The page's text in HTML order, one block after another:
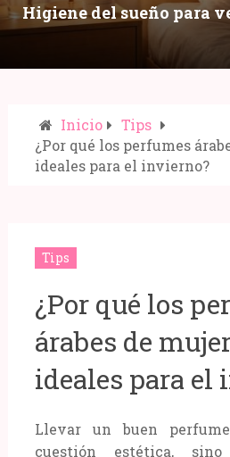
Higiene del sueño para
nocturnos que mejoran
Compartir:
Inicio
Tips
¿Por qué los perfumes
ideales para el invierno?
Tips
¿Por qué los
árabes de
ideales para el
Llevar un buen
cuestión estética, sino